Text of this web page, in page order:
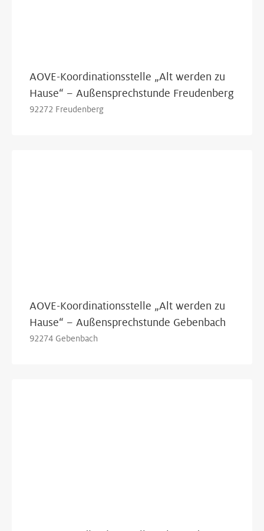
AOVE-Koordinationsstelle „Alt werden zu
Hause“ – Außensprechstunde Freudenberg
92272 Freudenberg
AOVE-Koordinationsstelle „Alt werden zu
Hause“ – Außensprechstunde Gebenbach
92274 Gebenbach